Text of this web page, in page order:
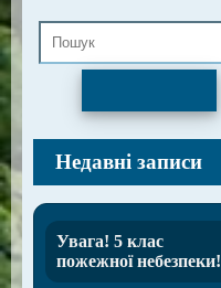
Недавні записи
Увага! 5 клас
пожежної небезпеки!